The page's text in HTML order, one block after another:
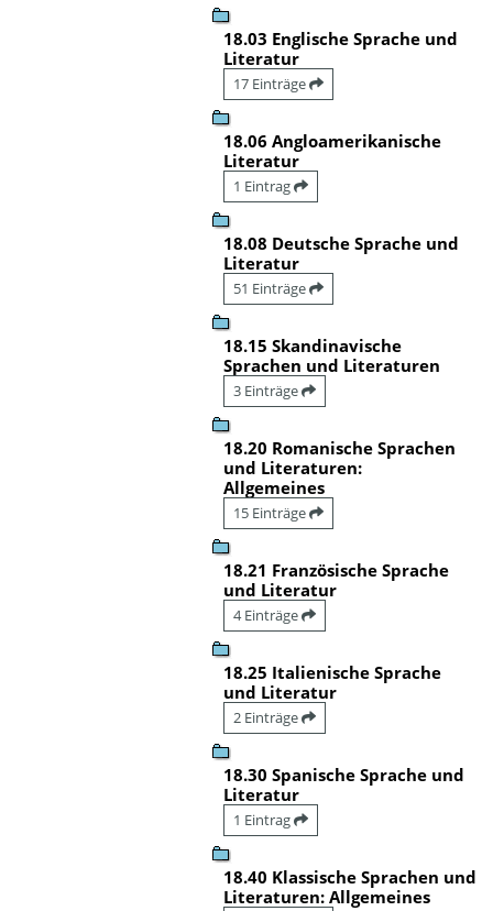
18.03 Englische Sprache und
Literatur
17 Einträge
18.06 Angloamerikanische
Literatur
1 Eintrag
18.08 Deutsche Sprache und
Literatur
51 Einträge
18.15 Skandinavische
Sprachen und Literaturen
3 Einträge
18.20 Romanische Sprachen
und Literaturen:
Allgemeines
15 Einträge
18.21 Französische Sprache
und Literatur
4 Einträge
18.25 Italienische Sprache
und Literatur
2 Einträge
18.30 Spanische Sprache und
Literatur
1 Eintrag
18.40 Klassische Sprachen und
Literaturen: Allgemeines